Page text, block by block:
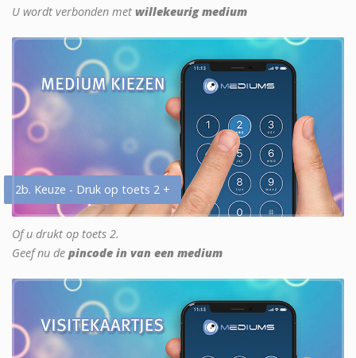
U wordt verbonden met willekeurig medium
2b. Keuze - Druk op toets 2 +
Of u drukt op toets 2.
Geef nu de pincode in van een medium